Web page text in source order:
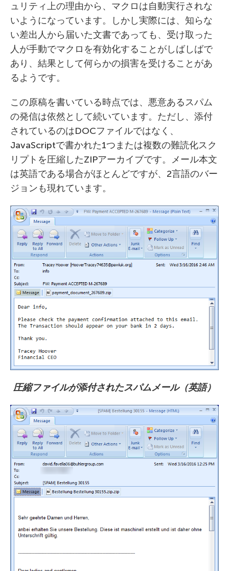
ュリティ上の理由から、マクロは自動実行されな
いようになっています。しかし実際には、知らな
い差出人から届いた文書であっても、受け取った
人が手動でマクロを有効化することがしばしばで
あり、結果として何らかの損害を受けることがあ
るようです。
この原稿を書いている時点では、悪意あるスパム
の発信は依然として続いています。ただし、添付
されているのはDOCファイルではなく、
JavaScriptで書かれた1つまたは複数の難読化スク
リプトを圧縮したZIPアーカイブです。メール本文
は英語である場合がほとんどですが、2言語のバー
ジョンも現れています。
圧縮ファイルが添付されたスパムメール（英語）